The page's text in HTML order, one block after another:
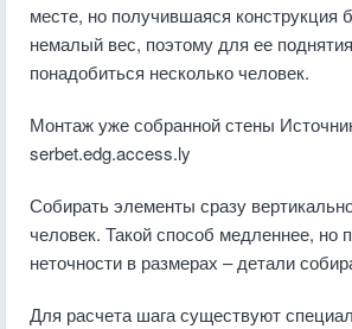
месте, но получившаяся конструкция
немалый вес, поэтому для ее
понадобиться несколько человек.
Монтаж уже собранной стены
serbet.edg.access.ly
Собирать элементы сразу
человек. Такой способ медленнее, но
неточности в размерах – детали
Для расчета шага существуют